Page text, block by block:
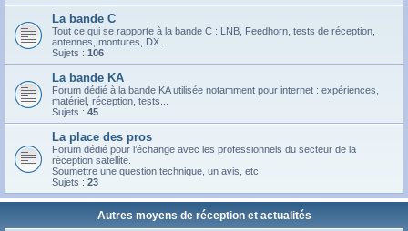
La bande C
Tout ce qui se rapporte à la bande C : LNB, Feedhorn, tests de réception,
antennes, montures, DX...
Sujets : 106
La bande KA
Forum dédié à la bande KA utilisée notamment pour internet : expériences,
matériel, réception, tests...
Sujets : 45
La place des pros
Forum dédié pour l’échange avec les professionnels du secteur de la
réception satellite.
Soumettre une question technique, un avis, etc.
Sujets : 23
Autres moyens de réception et actualités